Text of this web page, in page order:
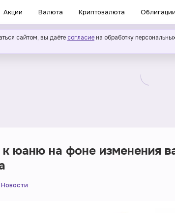
Акции Валюта Криптовалюта Облигации
сайтом, вы даёте согласие на обработку
к юаню на фоне изменения